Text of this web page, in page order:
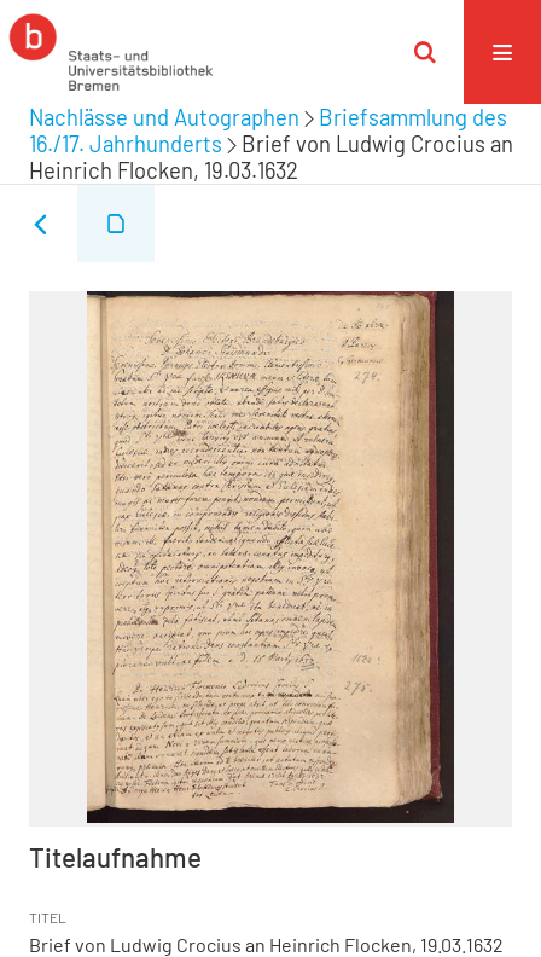
Nachlässe und Autographen
Briefsammlung des
16./17. Jahrhunderts
Brief von Ludwig Crocius an
Heinrich Flocken, 19.03.1632
Titelaufnahme
TITEL
Brief von Ludwig Crocius an Heinrich Flocken, 19.03.1632